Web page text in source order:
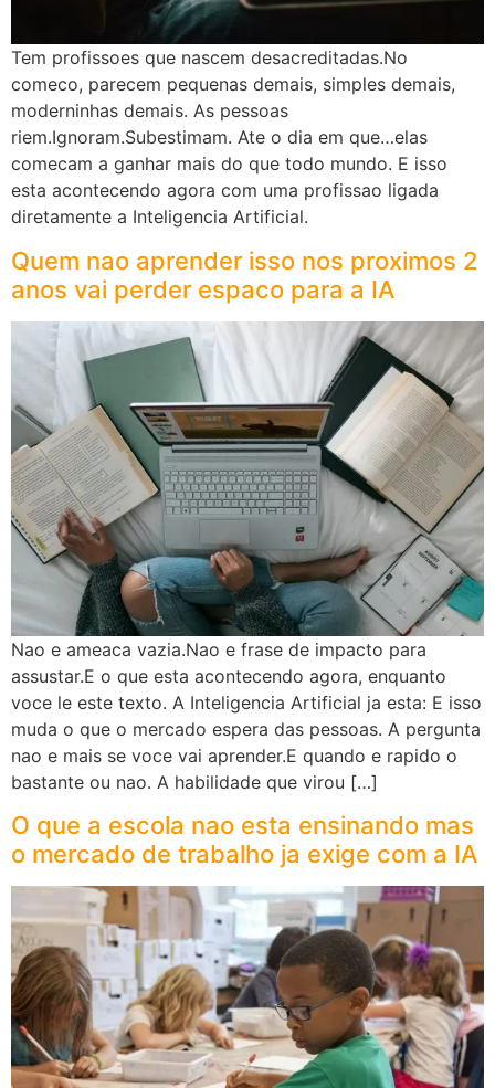
Tem profissoes que nascem desacreditadas.No
comeco, parecem pequenas demais, simples demais,
moderninhas demais. As pessoas
riem.Ignoram.Subestimam. Ate o dia em que…elas
comecam a ganhar mais do que todo mundo. E isso
esta acontecendo agora com uma profissao ligada
diretamente a Inteligencia Artificial.
Quem nao aprender isso nos proximos 2
anos vai perder espaco para a IA
Nao e ameaca vazia.Nao e frase de impacto para
assustar.E o que esta acontecendo agora, enquanto
voce le este texto. A Inteligencia Artificial ja esta: E isso
muda o que o mercado espera das pessoas. A pergunta
nao e mais se voce vai aprender.E quando e rapido o
bastante ou nao. A habilidade que virou […]
O que a escola nao esta ensinando mas
o mercado de trabalho ja exige com a IA